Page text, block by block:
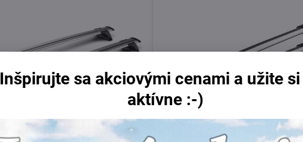
299 €
12%
Inšpirujte sa akciovými cenami a užite
aktívne :-)